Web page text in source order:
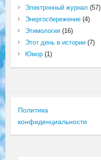
Электронный журнал (57)
Энергосбережение(4)
Этимология(16)
Этот день в истории(7)
Юмор(1)
Политика
конфиденциальности